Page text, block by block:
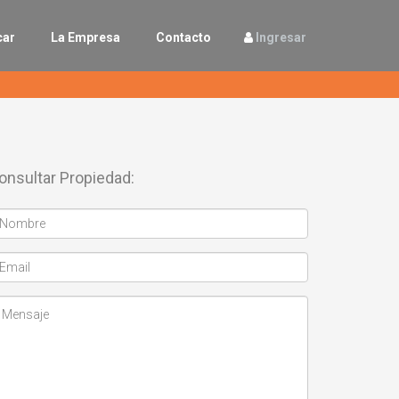
La Empresa Contacto Ingresar
Propiedad: